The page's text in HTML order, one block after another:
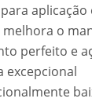
o
perfeito e
excepcional